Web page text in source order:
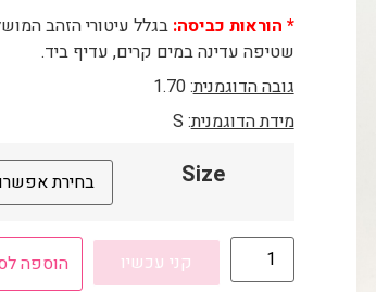
* הוראות כביסה: בגלל עיטורי הזהב
שטיפה עדינה במים קרים, עדיף ביד.
גובה הדוגמנית: 1.70
מידת הדוגמנית: S
Size
קני עכשיו הוספה